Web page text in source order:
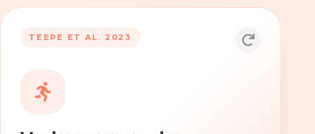
TEEPE ET AL. 2023
Durch die Anwendung von ViViRA
Beweglichkeit und Koordination nach